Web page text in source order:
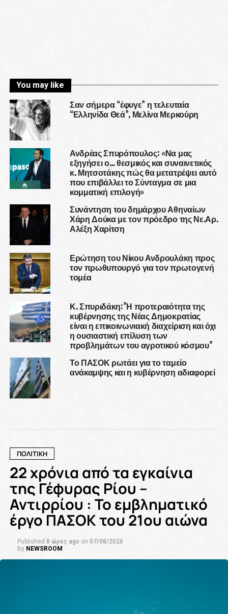
You may like
Σαν σήμερα “έφυγε” η τελευταία
“Ελληνίδα Θεά”, Μελίνα Μερκούρη
Ανδρέας Σπυρόπουλος: «Να μας
εξηγήσει ο… θεσμικός και συναινετικός
κ. Μητσοτάκης πώς θα μετατρέψει αυτό
που επιβάλλει το Σύνταγμα σε μια
κομματική επιλογή»
Συνάντηση του δημάρχου Αθηναίων
Χάρη Δούκα με τον πρόεδρο της Νε.Αρ.
Αλέξη Χαρίτση
Ερώτηση του Νίκου Ανδρουλάκη προς
τον πρωθυπουργό για τον πρωτογενή
τομέα
Κ. Σπυριδάκη:”Η προτεραιότητα της
κυβέρνησης της Νέας Δημοκρατίας
είναι η επικοινωνιακή διαχείριση και όχι
η ουσιαστική επίλυση των
προβλημάτων του αγροτικού κόσμου”
Το ΠΑΣΟΚ ρωτάει για το ταμείο
ανάκαμψης και η κυβέρνηση αδιαφορεί
ΠΟΛΙΤΙΚΗ
22 χρόνια από τα εγκαίνια
της Γέφυρας Ρίου –
Αντιρρίου : Το εμβληματικό
έργο ΠΑΣΟΚ του 21ου αιώνα
Published 8 ώρες ago on 07/08/2026
By NEWSROOM